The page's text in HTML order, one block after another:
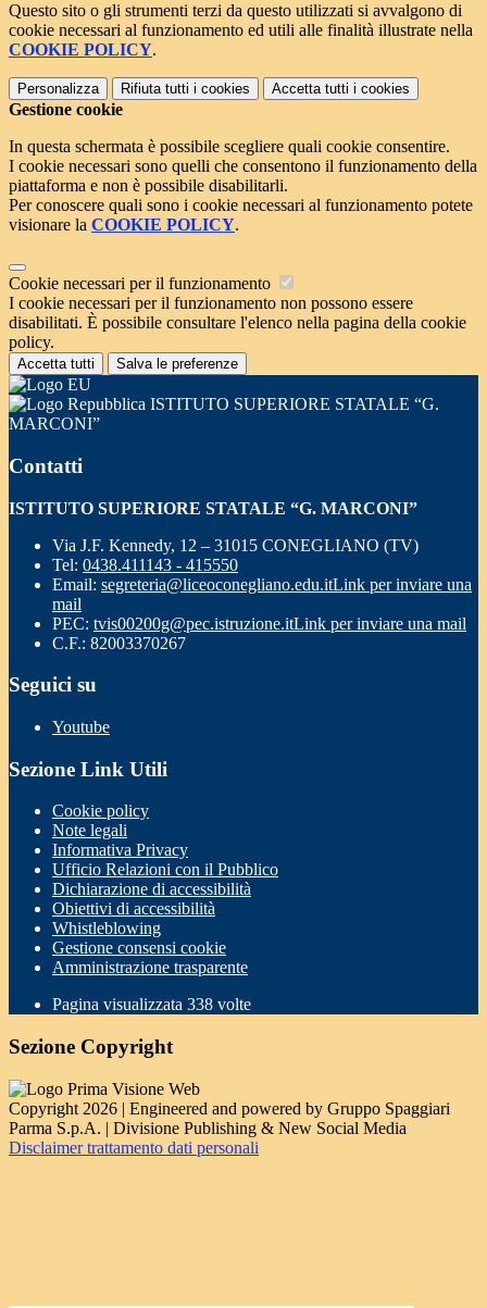
Questo sito o gli strumenti terzi da questo utilizzati si avvalgono di
cookie necessari al funzionamento ed utili alle finalità illustrate nella
COOKIE POLICY.
Personalizza Rifiuta tutti i cookies Accetta tutti i cookies
Gestione cookie
In questa schermata è possibile scegliere quali cookie consentire.
I cookie necessari sono quelli che consentono il funzionamento della
piattaforma e non è possibile disabilitarli.
Per conoscere quali sono i cookie necessari al funzionamento potete
visionare la COOKIE POLICY.
Cookie necessari per il funzionamento
I cookie necessari per il funzionamento non possono essere
disabilitati. È possibile consultare l'elenco nella pagina della cookie
policy.
Accetta tutti Salva le preferenze
ISTITUTO SUPERIORE STATALE “G.
MARCONI”
Contatti
ISTITUTO SUPERIORE STATALE “G. MARCONI”
Via J.F. Kennedy, 12 – 31015 CONEGLIANO (TV)
Tel: 0438.411143 - 415550
Email: segreteria@liceoconegliano.edu.itLink per inviare una
mail
PEC: tvis00200g@pec.istruzione.itLink per inviare una mail
C.F.: 82003370267
Seguici su
Youtube
Sezione Link Utili
Cookie policy
Note legali
Informativa Privacy
Ufficio Relazioni con il Pubblico
Dichiarazione di accessibilità
Obiettivi di accessibilità
Whistleblowing
Gestione consensi cookie
Amministrazione trasparente
Pagina visualizzata 338 volte
Sezione Copyright
Copyright 2026 | Engineered and powered by Gruppo Spaggiari
Parma S.p.A. | Divisione Publishing & New Social Media
Disclaimer trattamento dati personali